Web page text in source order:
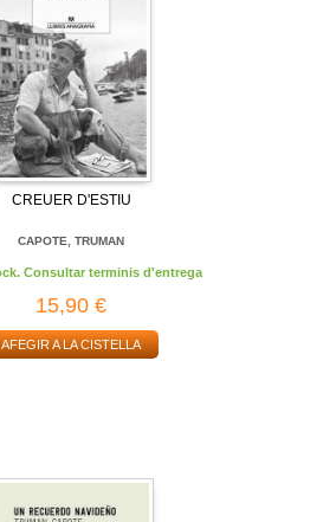
CREUER D'ESTIU
CAPOTE, TRUMAN
Consultar terminis d'entrega
15,90 €
AFEGIR A LA CISTELLA